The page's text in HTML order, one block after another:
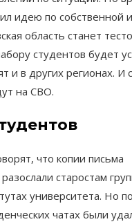
идею по собственной
область станет
студентов будет
и в других регионах. И
на СВО.
что копии письма
старостам
университета. Но
чатах были